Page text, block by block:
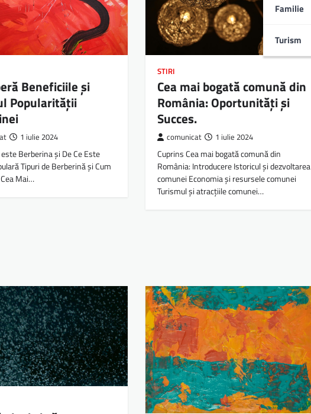
Familie
Turism
Beneficiile și
Popularității
1 iulie 2024
Berberina și De Ce Este
Tipuri de Berberină și Cum
Mai…
STIRI
Cea mai bogată comună din
România: Oportunități și
Succes.
comunicat 1 iulie 2024
Cuprins Cea mai bogată comună din
România: Introducere Istoricul și dezvoltarea
comunei Economia și resursele comunei
Turismul și atracțiile comunei…